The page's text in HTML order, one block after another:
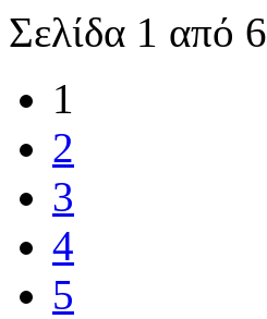
Σελίδα 1 από 6
1
2
3
4
5